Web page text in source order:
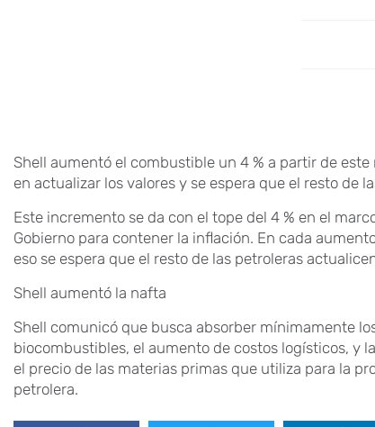
Shell aumentó el combustible un 4 % a partir de
en actualizar los valores y se espera que el resto de
Este incremento se da con el tope del 4 % en el
Gobierno para contener la inflación. En cada
eso se espera que el resto de las petroleras
Shell aumentó la nafta
Shell comunicó que busca absorber mínimamente
biocombustibles, el aumento de costos logísticos, y
el precio de las materias primas que utiliza para la
petrolera.